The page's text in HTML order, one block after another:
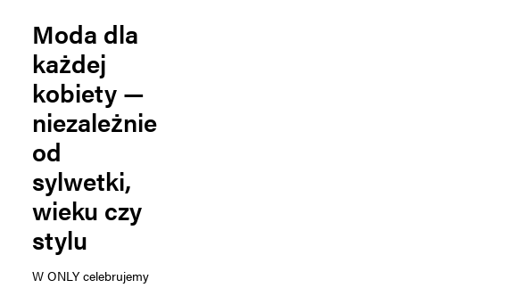
Moda dla
każdej
kobiety —
niezależnie
od
sylwetki,
wieku czy
stylu
W ONLY celebrujemy